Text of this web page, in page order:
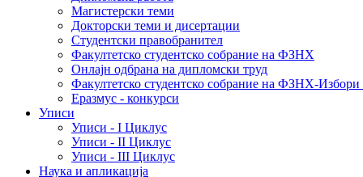
Магистерски теми
Докторски теми и дисертации
Студентски правобранител
Факултетско студентско собрание на ФЗНХ
Онлајн одбрана на дипломски труд
Факултетско студентско собрание на ФЗНХ-
Еразмус - конкурси
Уписи
Уписи - I Циклус
Уписи - II Циклус
Уписи - III Циклус
Наука и апликација